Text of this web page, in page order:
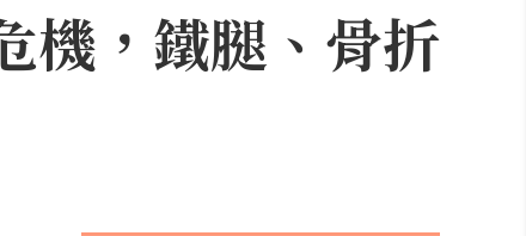
機，鐵腿、骨折